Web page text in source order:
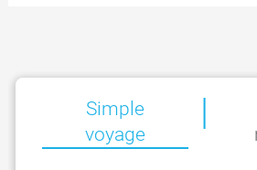
Simple
voyage
|